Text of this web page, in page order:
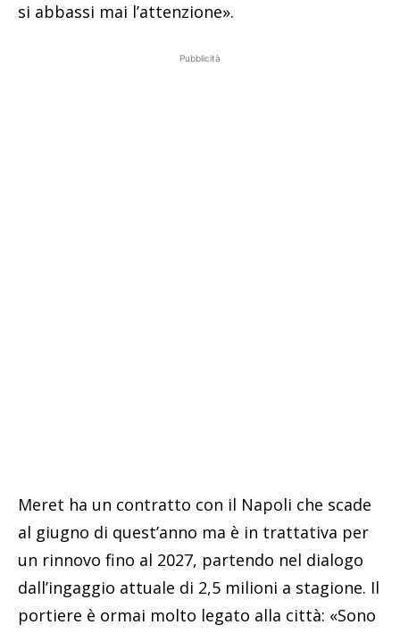
si abbassi mai l’attenzione».
Pubblicità
Meret ha un contratto con il Napoli che scade
al giugno di quest’anno ma è in trattativa per
un rinnovo fino al 2027, partendo nel dialogo
dall’ingaggio attuale di 2,5 milioni a stagione. Il
portiere è ormai molto legato alla città: «Sono